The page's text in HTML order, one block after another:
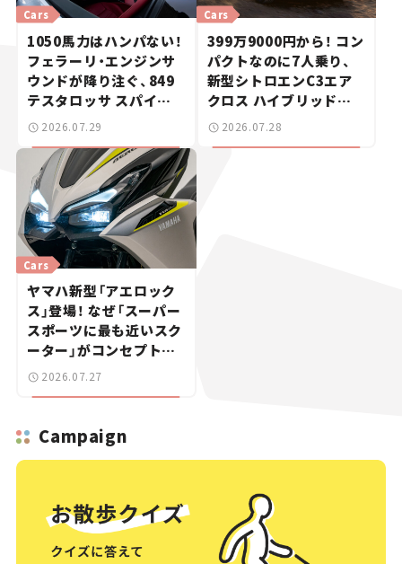
Cars
1050馬力はハンパない！
フェラーリ・エンジンサ
ウンドが降り注ぐ、849
テスタロッサ スパイダ
ーに試乗。
2026.07.29
Cars
399万9000円から！ コン
パクトなのに7人乗り、
新型シトロエンC3エア
クロス ハイブリッドが
上陸【新車ニュース】
2026.07.28
Cars
ヤマハ新型「アエロック
ス」登場！ なぜ「スーパー
スポーツに最も近いスク
ーター」がコンセプトな
のか？【新車ニュース】
2026.07.27
Campaign